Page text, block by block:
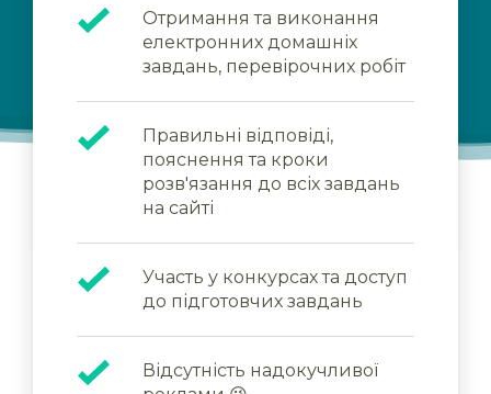
Отримання та виконання
електронних домашніх
завдань, перевірочних робіт
Правильні відповіді,
пояснення та кроки
розв'язання до всіх завдань
на сайті
Участь у конкурсах та доступ
до підготовчих завдань
Відсутність надокучливої